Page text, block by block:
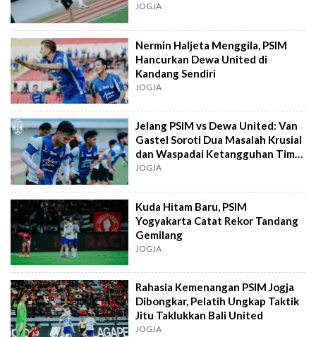
JOGJA
Nermin Haljeta Menggila, PSIM
Hancurkan Dewa United di
Kandang Sendiri
JOGJA
Jelang PSIM vs Dewa United: Van
Gastel Soroti Dua Masalah Krusial
dan Waspadai Ketangguhan Tim
Tamu
JOGJA
Kuda Hitam Baru, PSIM
Yogyakarta Catat Rekor Tandang
Gemilang
JOGJA
Rahasia Kemenangan PSIM Jogja
Dibongkar, Pelatih Ungkap Taktik
Jitu Taklukkan Bali United
JOGJA